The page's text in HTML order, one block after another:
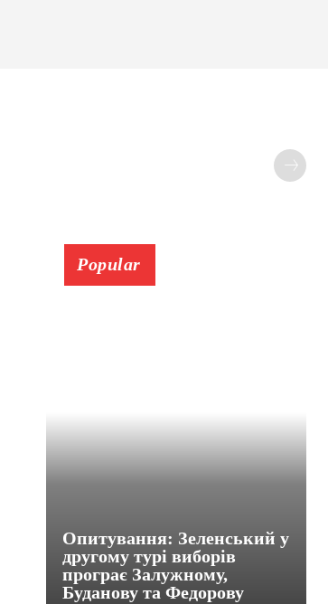
Popular
Опитування: Зеленський у
другому турі виборів
програє Залужному,
Буданову та Федорову